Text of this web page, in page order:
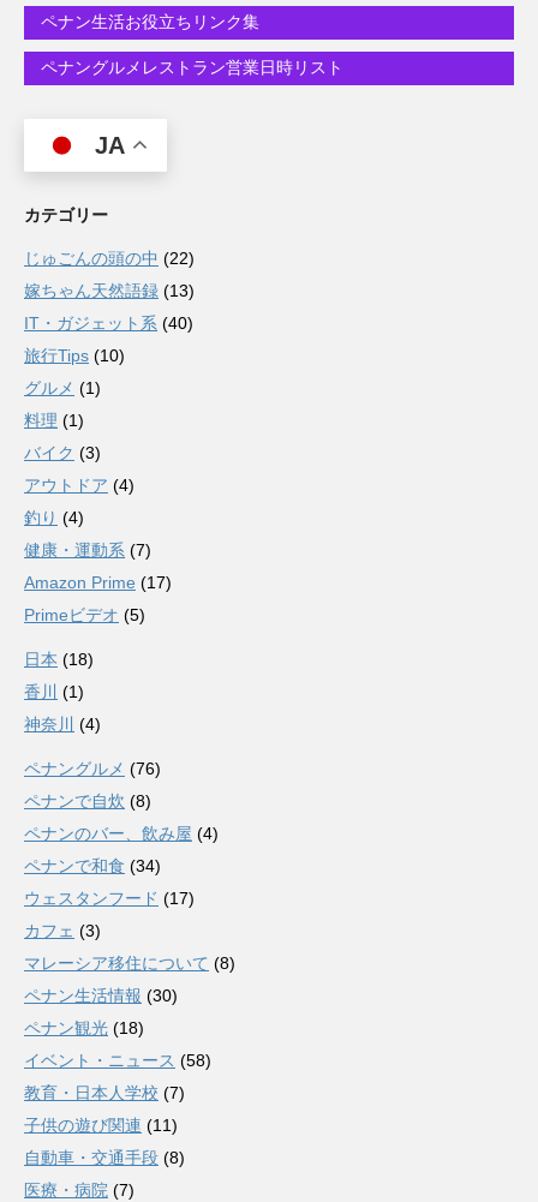
ペナン生活お役立ちリンク集
ペナングルメレストラン営業日時リスト
JA
カテゴリー
じゅごんの頭の中 (22)
嫁ちゃん天然語録 (13)
IT・ガジェット系 (40)
旅行Tips (10)
グルメ (1)
料理 (1)
バイク (3)
アウトドア (4)
釣り (4)
健康・運動系 (7)
Amazon Prime (17)
Primeビデオ (5)
日本 (18)
香川
(1)
神奈川
(4)
ペナングルメ (76)
ペナンで自炊 (8)
ペナンのバー、飲み屋 (4)
ペナンで和食 (34)
ウェスタンフード (17)
カフェ (3)
マレーシア移住について (8)
ペナン生活情報 (30)
ペナン観光 (18)
イベント・ニュース (58)
教育・日本人学校 (7)
子供の遊び関連 (11)
自動車・交通手段 (8)
医療・病院 (7)